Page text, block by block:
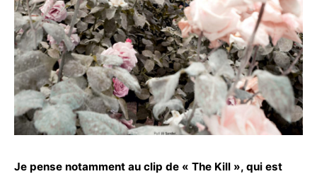
Je pense notamment au clip de « The Kill », qui est